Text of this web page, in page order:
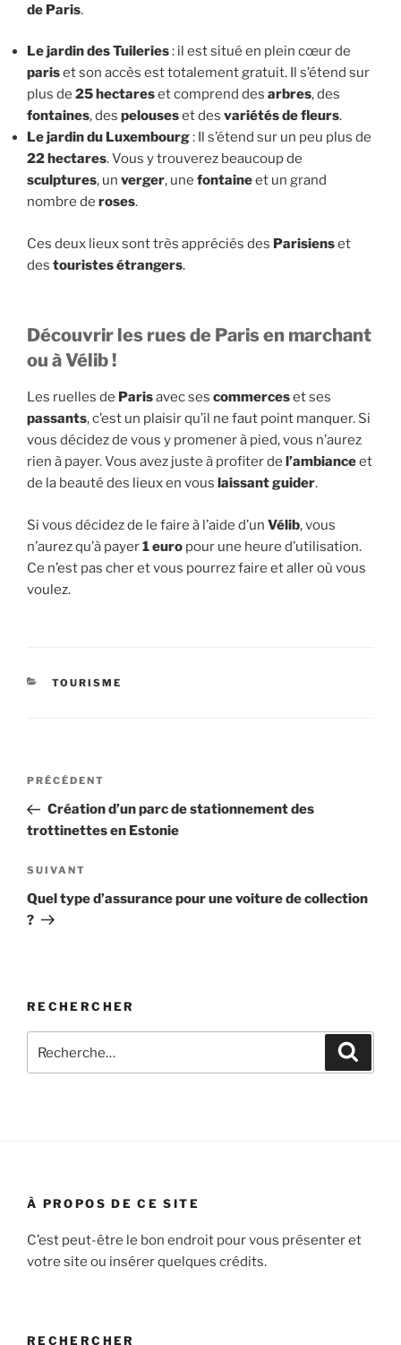
de Paris.
Le jardin des Tuileries: il est situé en plein cœur de
pariset son accès est totalement gratuit. Il s’étend sur
plus de 25 hectareset comprend des arbres, des
fontaines, des pelouseset des variétés de fleurs.
Le jardin du Luxembourg: Il s’étend sur un peu plus de
22 hectares. Vous y trouverez beaucoup de
sculptures, un verger, une fontaineet un grand
nombre de roses.
Ces deux lieux sont très appréciés des Parisienset
des touristes étrangers.
Découvrir les rues de Paris en marchant
ou à Vélib !
Les ruelles de Parisavec ses commerceset ses
passants, c’est un plaisir qu’il ne faut point manquer. Si
vous décidez de vous y promener à pied, vous n’aurez
rien à payer. Vous avez juste à profiter de l’ambianceet
de la beauté des lieux en vous laissant guider.
Si vous décidez de le faire à l’aide d’un Vélib, vous
n’aurez qu’à payer1 euro pour une heure d’utilisation.
Ce n’est pas cher et vous pourrez faire et aller où vous
voulez.
CATÉGORIES
TOURISME
Navigation
l’article
Article
précédent
PRÉCÉDENT
Création d’un parc de stationnement des
trottinettes en Estonie
Article
suivant
SUIVANT
Quel type d’assurance pour une voiture de collection
?
RECHERCHER
pour
À PROPOS DE CE SITE
C’est peut-être le bon endroit pour vous présenter et
votre site ou insérer quelques crédits.
RECHERCHER